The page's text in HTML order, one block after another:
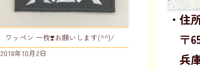
ワッペン 一枚❣️お願いします(^^)/
2018年10月2日
・住
〒
兵